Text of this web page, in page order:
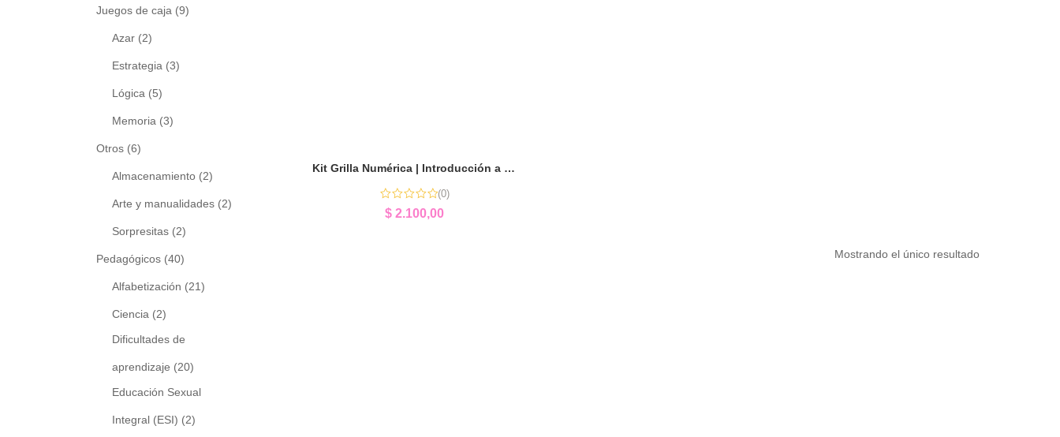
Juegos de caja (9)
Azar (2)
Estrategia (3)
Lógica (5)
Memoria (3)
Otros (6)
Almacenamiento (2)
Arte y manualidades (2)
Sorpresitas (2)
Pedagógicos (40)
Alfabetización (21)
Ciencia (2)
Dificultades de
aprendizaje (20)
Educación Sexual
Integral (ESI) (2)
Kit Grilla Numérica | Introducción a las Matemáticas
(0)
$ 2.100,00
Mostrando el único resultado